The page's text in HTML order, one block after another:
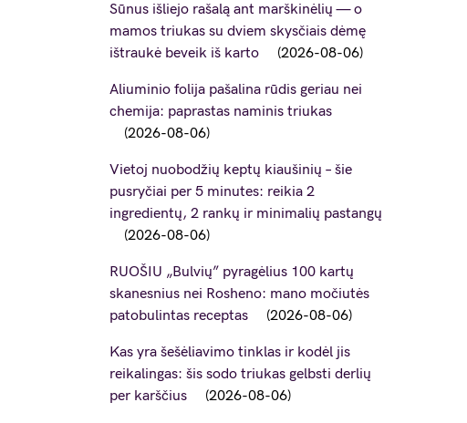
Sūnus išliejo rašalą ant marškinėlių — o
mamos triukas su dviem skysčiais dėmę
ištraukė beveik iš karto
2026-08-06
Aliuminio folija pašalina rūdis geriau nei
chemija: paprastas naminis triukas
2026-08-06
Vietoj nuobodžių keptų kiaušinių – šie
pusryčiai per 5 minutes: reikia 2
ingredientų, 2 rankų ir minimalių pastangų
2026-08-06
RUOŠIU „Bulvių” pyragėlius 100 kartų
skanesnius nei Rosheno: mano močiutės
patobulintas receptas
2026-08-06
Kas yra šešėliavimo tinklas ir kodėl jis
reikalingas: šis sodo triukas gelbsti derlių
per karščius
2026-08-06